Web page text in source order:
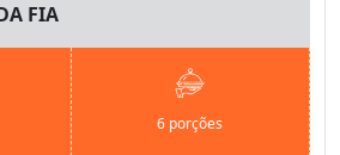
FIA
6 porções